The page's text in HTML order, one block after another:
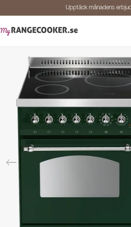
Upptäck månadens
Personlig
Upptäck månadens